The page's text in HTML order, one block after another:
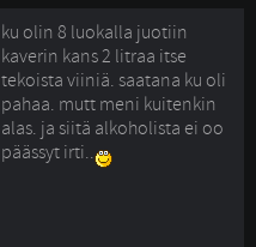
ku olin 8 luokalla juotiin
kaverin kans 2 litraa itse
tekoista viiniä. saatana ku oli
pahaa. mutt meni kuitenkin
alas. ja siitä alkoholista ei oo
päässyt irti..